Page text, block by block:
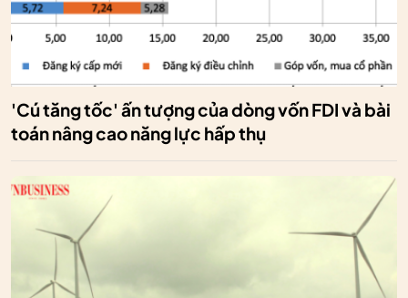
'Cú tăng tốc' ấn tượng của dòng vốn FDI và bài
toán nâng cao năng lực hấp thụ